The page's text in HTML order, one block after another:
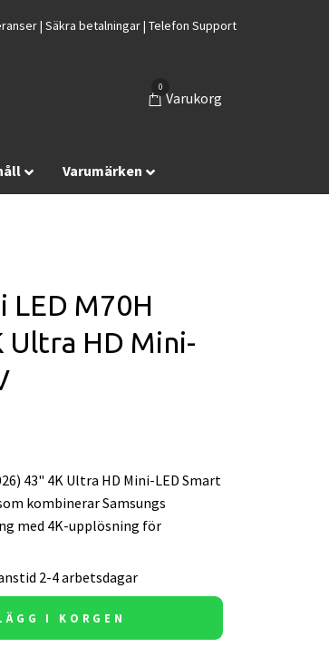
| Säkra betalningar | Telefon Support
0
Varukorg
Varumärken
LED M70H
Ultra HD Mini-
43" 4K Ultra HD Mini-LED Smart
kombinerar Samsungs
med 4K-upplösning för
2-4 arbetsdagar
I KORGEN